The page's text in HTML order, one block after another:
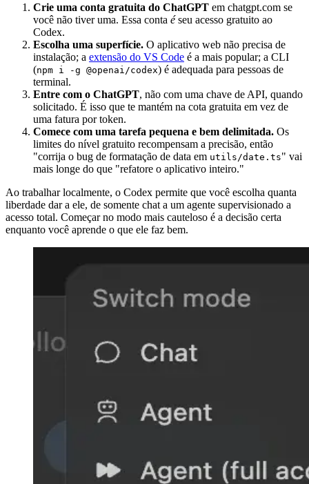
Crie uma conta gratuita do ChatGPT em chatgpt.com se
você não tiver uma. Essa conta éseu acesso gratuito ao
Codex.
Escolha uma superfície. O aplicativo web não precisa de
instalação; a extensão do VS Code é a mais popular; a CLI
(npm i -g @openai/codex) é adequada para pessoas de
terminal.
Entre com o ChatGPT, não com uma chave de API, quando
solicitado. É isso que te mantém na cota gratuita em vez de
uma fatura por token.
Comece com uma tarefa pequena e bem delimitada. Os
limites do nível gratuito recompensam a precisão, então
"corrija o bug de formatação de data em utils/date.ts" vai
mais longe do que "refatore o aplicativo inteiro."
Ao trabalhar localmente, o Codex permite que você escolha quanta
liberdade dar a ele, de somente chat a um agente supervisionado a
acesso total. Começar no modo mais cauteloso é a decisão certa
enquanto você aprende o que ele faz bem.